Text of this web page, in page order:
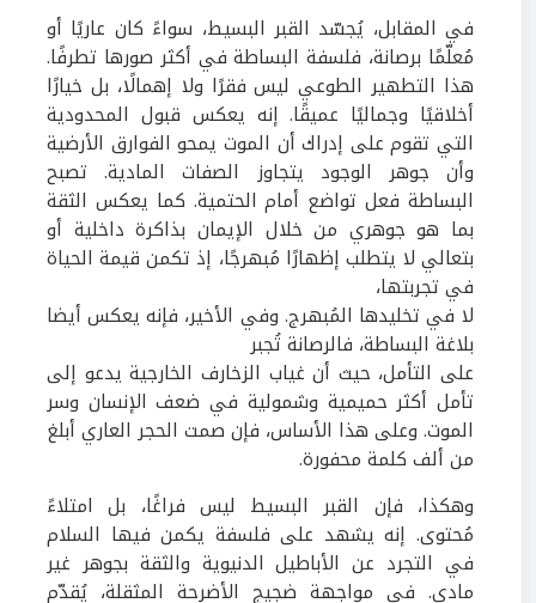
في المقابل، يُجسّد القبر البسيط، سواءً كان عاريًا أو
مُعلّمًا برصانة، فلسفة البساطة في أكثر صورها تطرفًا.
هذا التطهير الطوعي ليس فقرًا ولا إهمالًا، بل خيارًا
أخلاقيًا وجماليًا عميقًا. إنه يعكس قبول المحدودية
التي تقوم على إدراك أن الموت يمحو الفوارق الأرضية
وأن جوهر الوجود يتجاوز الصفات المادية. تصبح
البساطة فعل تواضع أمام الحتمية. كما يعكس الثقة
بما هو جوهري من خلال الإيمان بذاكرة داخلية أو
بتعالي لا يتطلب إظهارًا مُبهرجًا، إذ تكمن قيمة الحياة
في تجربتها،
لا في تخليدها المُبهرج. وفي الأخير، فإنه يعكس أيضا
بلاغة البساطة، فالرصانة تُجبر
على التأمل، حيث أن غياب الزخارف الخارجية يدعو إلى
تأمل أكثر حميمية وشمولية في ضعف الإنسان وسر
الموت. وعلى هذا الأساس، فإن صمت الحجر العاري أبلغ
من ألف كلمة محفورة.
وهكذا، فإن القبر البسيط ليس فراغًا، بل امتلاءً
مُحتوى. إنه يشهد على فلسفة يكمن فيها السلام
في التجرد عن الأباطيل الدنيوية والثقة بجوهر غير
مادي. في مواجهة ضجيج الأضرحة المثقلة، يُقدّم